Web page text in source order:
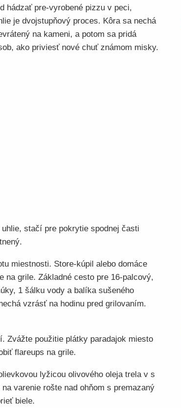
hádzať pre-vyrobené pizzu v peci,
je dvojstupňový proces. Kôra sa nechá
na kameni, a potom sa pridá
ako priviesť nové chuť známom misky.
stačí pre pokrytie spodnej časti
miestnosti. Store-kúpil alebo domáce
na grile. Základné cesto pre 16-palcový,
1 šálku vody a balíka sušeného
vzrásť na hodinu pred grilovaním.
Zvážte použitie plátky paradajok miesto
flareups na grile.
lyžicou olivového oleja trela v s
varenie rošte nad ohňom s premazaný
biele.